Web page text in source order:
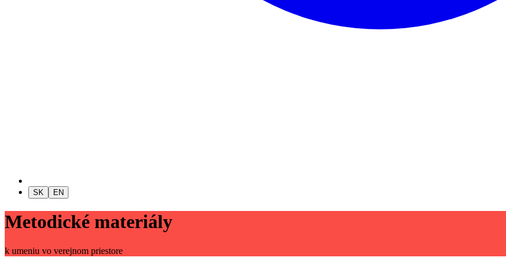
SK EN
Metodické materiály
k umeniu vo verejnom priestore